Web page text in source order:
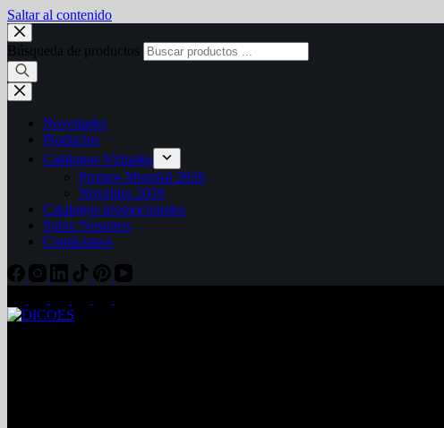
Saltar al contenido
Búsqueda de productos
Novedades
Productos
Catálogos Virtuales
Promos Mundial 2026
Novelties 2026
Catalogos promocionales
Sobre Nosotros
Contáctanos